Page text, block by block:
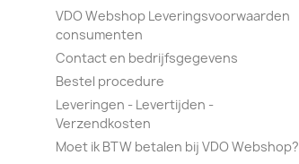
VDO Webshop Leveringsvoorwaarden
consumenten
Contact en bedrijfsgegevens
Bestel procedure
Leveringen - Levertijden -
Verzendkosten
Moet ik BTW betalen bij VDO Webshop?